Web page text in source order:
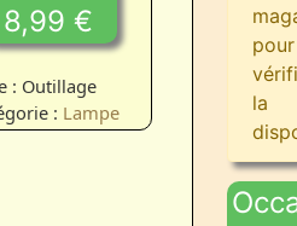
8,99 €
: Outillage
: Lampe
pour
la